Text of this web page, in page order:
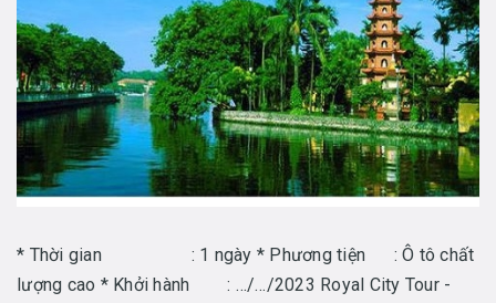
* Thời gian : 1 ngày * Phương tiện : Ô tô chất
lượng cao * Khởi hành : …/…/2023 Royal City Tour -